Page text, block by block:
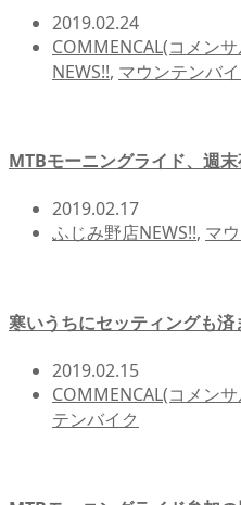
2019.02.24
COMMENCAL(コメン
NEWS!!, マウンテンバ
MTBモーニングライド、週
2019.02.17
ふじみ野店NEWS!!, マ
寒いうちにセッティングも済
2019.02.15
COMMENCAL(コメン
テンバイク